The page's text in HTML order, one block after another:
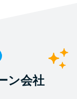
い…2ヵ月目に
ン会社